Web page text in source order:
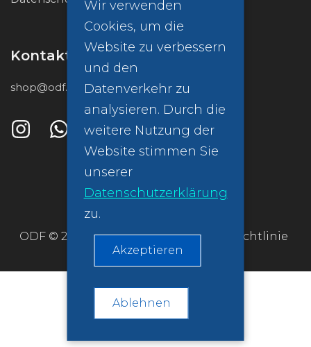
Kontakt
shop@odf.global
ODF © 2026 Datenschutzrichtlinie
Wir verwenden
Cookies, um die
Website zu verbessern
und den
Datenverkehr zu
analysieren. Durch die
weitere Nutzung der
Website stimmen Sie
unserer
Datenschutzerklärung
zu.
Akzeptieren
Ablehnen